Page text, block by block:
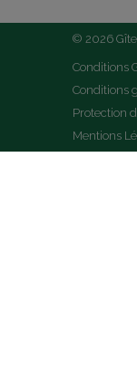
© 2026
Conditions
Conditions
Protection
Mentions